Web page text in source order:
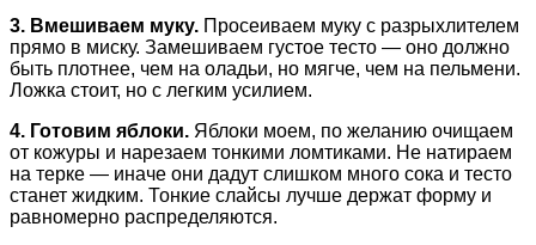
3. Вмешиваем муку. Просеиваем муку с разрыхлителем
прямо в миску. Замешиваем густое тесто — оно должно
быть плотнее, чем на оладьи, но мягче, чем на пельмени.
Ложка стоит, но с легким усилием.
4. Готовим яблоки. Яблоки моем, по желанию очищаем
от кожуры и нарезаем тонкими ломтиками. Не натираем
на терке — иначе они дадут слишком много сока и тесто
станет жидким. Тонкие слайсы лучше держат форму и
равномерно распределяются.